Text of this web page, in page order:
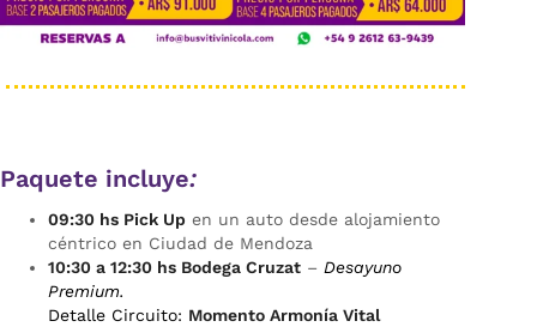
Paquete incluye:
09:30 hs Pick Up en un auto desde alojamiento
céntrico en Ciudad de Mendoza
10:30 a 12:30 hs Bodega Cruzat – Desayuno
Premium.
Detalle Circuito: Momento Armonía Vital